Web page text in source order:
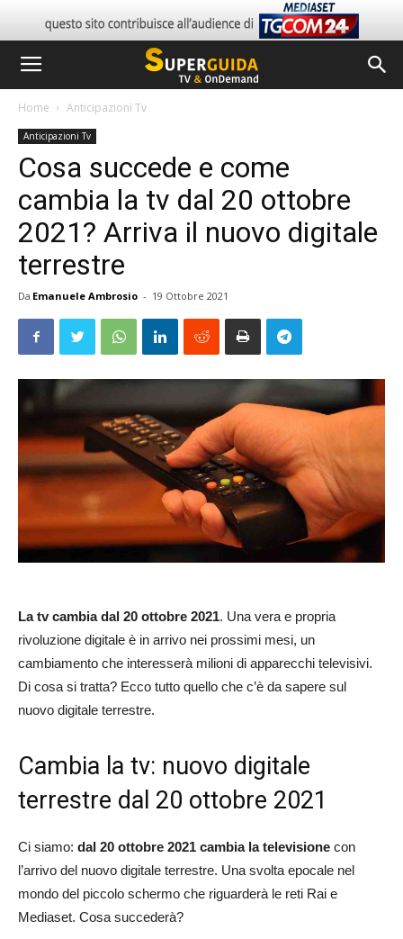
Home Anticipazioni Tv
Anticipazioni Tv
Cosa succede e come
cambia la tv dal 20 ottobre
2021? Arriva il nuovo digitale
terrestre
Da Emanuele Ambrosio - 19 Ottobre 2021
La tv cambia dal 20 ottobre 2021. Una vera e propria
rivoluzione digitale è in arrivo nei prossimi mesi, un
cambiamento che interesserà milioni di apparecchi televisivi.
Di cosa si tratta? Ecco tutto quello che c’è da sapere sul
nuovo digitale terrestre.
Cambia la tv: nuovo digitale
terrestre dal 20 ottobre 2021
Ci siamo: dal 20 ottobre 2021 cambia la televisione con
l’arrivo del nuovo digitale terrestre. Una svolta epocale nel
mondo del piccolo schermo che riguarderà le reti Rai e
Mediaset. Cosa succederà?